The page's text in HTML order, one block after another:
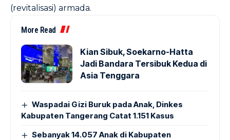
(revitalisasi) armada.
More Read
Kian Sibuk, Soekarno-Hatta
Jadi Bandara Tersibuk Kedua di
Asia Tenggara
Waspadai Gizi Buruk pada Anak, Dinkes
Kabupaten Tangerang Catat 1.151 Kasus
Sebanyak 14.057 Anak di Kabupaten